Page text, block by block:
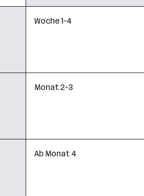
Woche 1–4
Monat 2–3
Ab Monat 4